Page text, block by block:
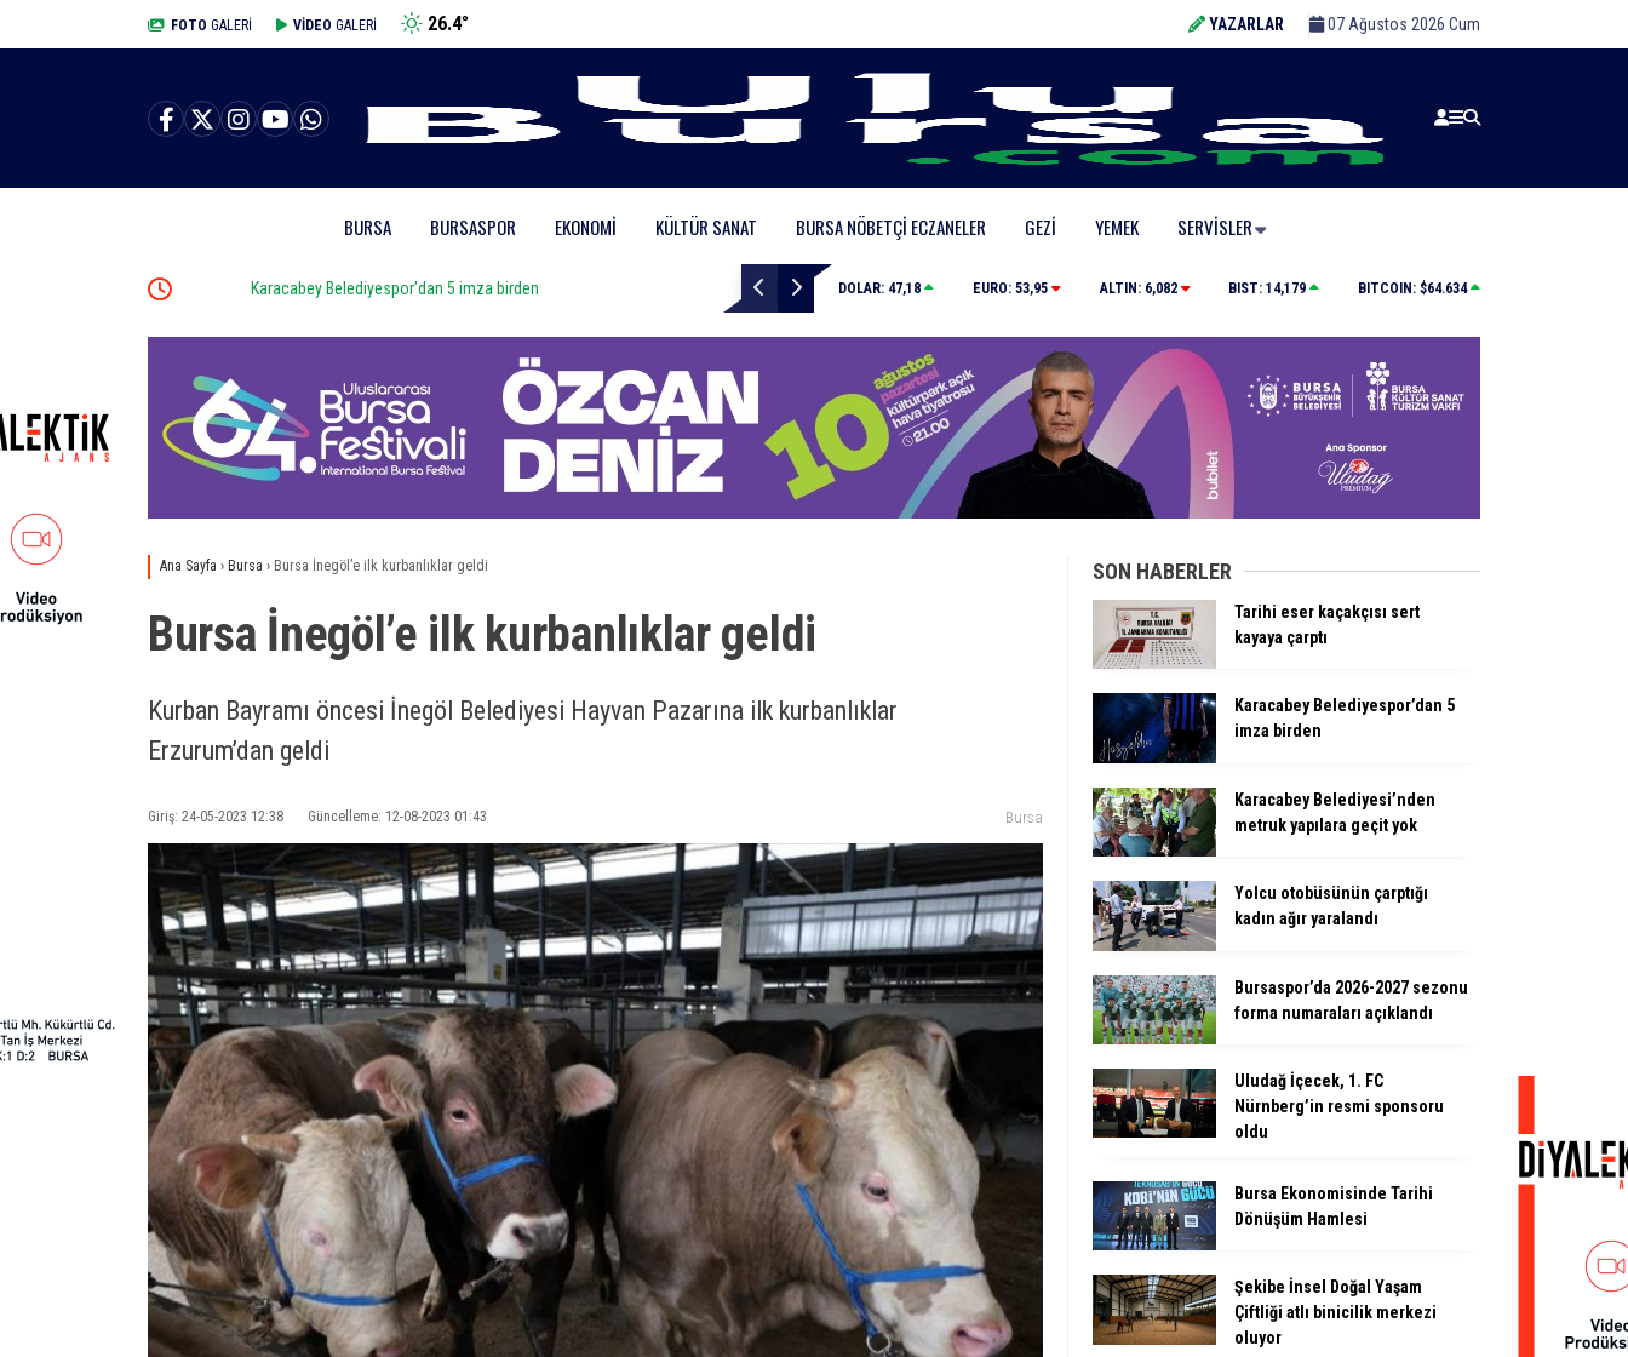
FOTO GALERİ VİDEO GALERİ 26.4° YAZARLAR 07 Ağustos 2026 Cum
BURSA BURSASPOR EKONOMI KÜLTÜR SANAT BURSA NÖBETÇI ECZANELER GEZI YEMEK SERVISLER
Karacabey Belediyespor’dan 5 imza birden Karacabey Belediyesi’nden metruk yapılara geçit yok Yolcu otobüsünün çarptığı kadın ağır yaralandı
DOLAR: 47,18 EURO: 53,95 ALTIN: 6,082 BIST: 14,179 BITCOIN: $64.634
Ana Sayfa › Bursa › Bursa İnegöl’e ilk kurbanlıklar geldi
Bursa İnegöl’e ilk kurbanlıklar geldi
Kurban Bayramı öncesi İnegöl Belediyesi Hayvan Pazarına ilk kurbanlıklar
Erzurum’dan geldi
Giriş: 24-05-2023 12:38 Güncelleme: 12-08-2023 01:43 Bursa
SON HABERLER
Tarihi eser kaçakçısı sert
kayaya çarptı
Karacabey Belediyespor’dan 5
imza birden
Karacabey Belediyesi’nden
metruk yapılara geçit yok
Yolcu otobüsünün çarptığı
kadın ağır yaralandı
Bursaspor’da 2026-2027 sezonu
forma numaraları açıklandı
Uludağ İçecek, 1. FC
Nürnberg’in resmi sponsoru
oldu
Bursa Ekonomisinde Tarihi
Dönüşüm Hamlesi
Şekibe İnsel Doğal Yaşam
Çiftliği atlı binicilik merkezi
oluyor